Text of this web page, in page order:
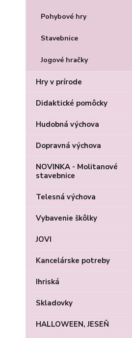
Pohybové hry
Stavebnice
Jogové hračky
Hry v prírode
Didaktické pomôcky
Hudobná výchova
Dopravná výchova
NOVINKA - Molitanové
stavebnice
Telesná výchova
Vybavenie škôlky
JOVI
Kancelárske potreby
Ihriská
Skladovky
HALLOWEEN, JESEŇ